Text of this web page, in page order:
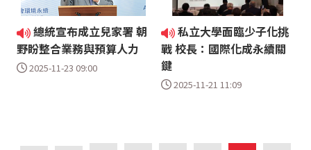
總統宣布成立兒家署 朝
野盼整合業務與預算人力
2025-11-23 09:00
私立大學面臨少子化挑
戰 校長：國際化成永續關
鍵
2025-11-21 11:09